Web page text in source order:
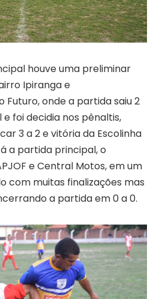
houve uma preliminar
Ipiranga e
Futuro, onde a partida saiu 2
foi decidia nos pênaltis,
3 a 2 e vitória da Escolinha
a partida principal, o
e Central Motos, em um
com muitas finalizações mas
a partida em 0 a 0.